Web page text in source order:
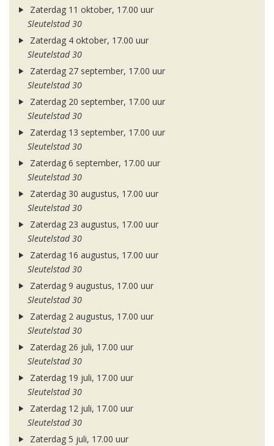
Zaterdag 11 oktober, 17.00 uur
Sleutelstad 30
Zaterdag 4 oktober, 17.00 uur
Sleutelstad 30
Zaterdag 27 september, 17.00 uur
Sleutelstad 30
Zaterdag 20 september, 17.00 uur
Sleutelstad 30
Zaterdag 13 september, 17.00 uur
Sleutelstad 30
Zaterdag 6 september, 17.00 uur
Sleutelstad 30
Zaterdag 30 augustus, 17.00 uur
Sleutelstad 30
Zaterdag 23 augustus, 17.00 uur
Sleutelstad 30
Zaterdag 16 augustus, 17.00 uur
Sleutelstad 30
Zaterdag 9 augustus, 17.00 uur
Sleutelstad 30
Zaterdag 2 augustus, 17.00 uur
Sleutelstad 30
Zaterdag 26 juli, 17.00 uur
Sleutelstad 30
Zaterdag 19 juli, 17.00 uur
Sleutelstad 30
Zaterdag 12 juli, 17.00 uur
Sleutelstad 30
Zaterdag 5 juli, 17.00 uur